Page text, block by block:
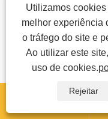
Utilizamos
melhor experiência
o tráfego do site e
Ao utilizar este
uso de cookies.
Rejeitar